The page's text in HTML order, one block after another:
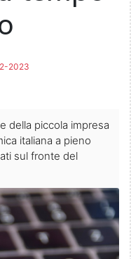
2023
della piccola impresa
italiana a pieno
sul fronte del